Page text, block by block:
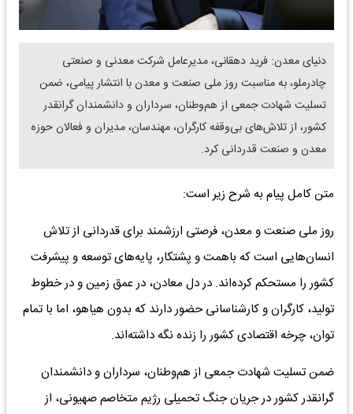
دنیای معدن: فرید دهقانی، مدیرعامل شرکت معدنی و صنعتی
چادرملو، به مناسبت روز ملی صنعت و معدن با انتشار پیامی، ضمن
تسلیت شهادت جمعی از هم‌وطنان، سرداران و دانشمندان گرانقدر
کشور، از تلاش‌های بی‌وقفه کارگران، مهندسان، مدیران و فعالان حوزه
معدن و صنعت قدردانی کرد.
متن کامل پیام به شرح زیر است:
روز ملی صنعت و معدن، فرصتی ارزشمند برای قدردانی از تلاش
انسان‌هایی است که باهمت و پشتکار، پایه‌های توسعه و پیشرفت
کشور را مستحکم کرده‌اند. در دل معادن، در عمق زمین و در خطوط
تولید، کارگران و کارشناسانی حضور دارند که بدون هیاهو، اما با تمام
توان، چرخه اقتصادی کشور را زنده نگه داشته‌اند.
ضمن تسلیت شهادت جمعی از هم‌وطنان، سرداران و دانشمندان
گرانقدر کشور در جریان جنگ تحمیلی رژیم متخاصم صهیونی، از